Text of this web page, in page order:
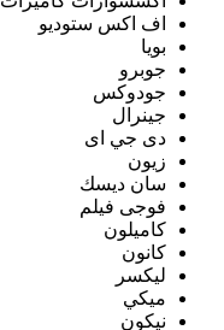
اف اكس ستوديو
بويا
جوبرو
جودوكس
جينرال
دى جي اى
زيون
سان ديسك
فوجى فيلم
كاميلون
كانون
ليكسر
ميكي
نيكون